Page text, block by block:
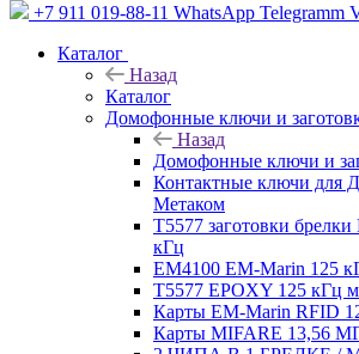
+7 911 019-88-11 WhatsApp Telegramm
Каталог
Назад
Каталог
Домофонные ключи и
Назад
Домофонные ключи и
Контактные ключи для
Метаком
T5577 заготовки
кГц
EM4100 EM-Marin 125
T5577 EPOXY 125 кГц
Карты EM-Marin RFID
Карты MIFARE 13,56